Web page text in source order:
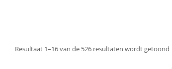
Resultaat 1–16 van de 526 resultaten wordt getoond